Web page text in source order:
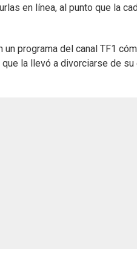
en línea, al punto que la
programa del canal TF1
la llevó a divorciarse de